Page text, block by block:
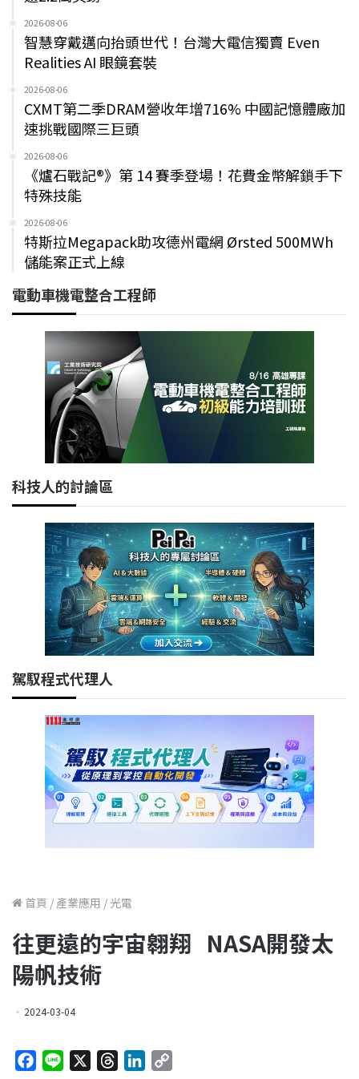
2026-08-06
智慧穿戴邁向抬頭世代！台灣大電信獨賣 Even
Realities AI 眼鏡套裝
2026-08-06
CXMT第二季DRAM營收年增716% 中國記憶體廠加
速挑戰國際三巨頭
2026-08-06
《爐石戰記®》第 14 賽季登場！花費金幣解鎖手下
特殊技能
2026-08-06
特斯拉Megapack助攻德州電網 Ørsted 500MWh
儲能案正式上線
電動車機電整合工程師
科技人的討論區
駕馭程式代理人